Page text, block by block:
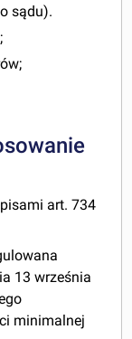
sądu).
art. 734
13 września
minimalnej